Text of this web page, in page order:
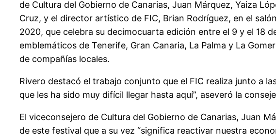
de Cultura del Gobierno de Canarias, Juan Márquez, Yaiza
Cruz, y el director artístico de FIC, Brian Rodríguez, en el
2020, que celebra su decimocuarta edición entre el 9 y el 18
emblemáticos de Tenerife, Gran Canaria, La Palma y La
de compañías locales.
Rivero destacó el trabajo conjunto que el FIC realiza junto a
que les ha sido muy difícil llegar hasta aquí”, aseveró la
El viceconsejero de Cultura del Gobierno de Canarias, Juan
de este festival que a su vez “significa reactivar nuestra